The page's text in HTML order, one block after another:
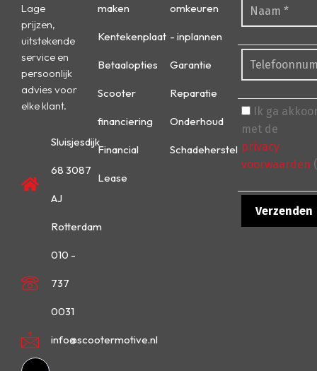
Lage
prijzen,
uitstekende
service en
persoonlijk
advies voor
elke klant.
Sluisjesdijk
68 3087
AJ
Rotterdam
010 -
737
0031
info@scootermotive.nl
maken
Kentekenplaat
Betaalopties
Scooter
financiering
Financial
Lease
omkeuren
- inplannen
Garantie
Reparatie
Onderhoud
Schadeherstel
Ik ga
met de
privacy
voorwaarden